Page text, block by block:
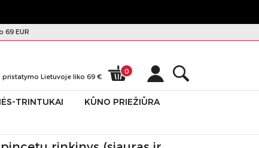
69 EUR
pristatymo Lietuvoje liko 69 €
0
TRINTUKAI
KŪNO PRIEŽIŪRA